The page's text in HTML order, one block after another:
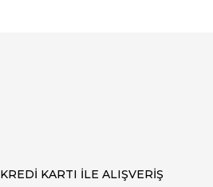
KREDİ KARTI İLE ALIŞVERİŞ